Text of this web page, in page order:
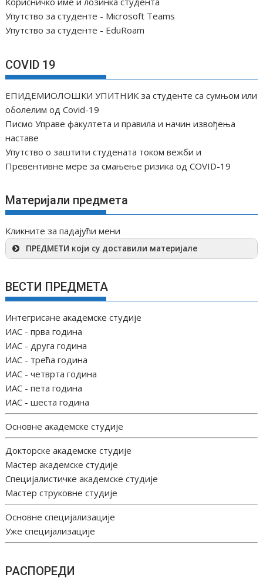
а
к
Упутство за студенте - Microsoft Teams
Упутство за студенте - EduRoam
COVID 19
ЕПИДЕМИОЛОШКИ УПИТНИК за студенте са сумњом или
оболелим од Covid-19
Писмо Управе факултета и правила и начин извођења
наставе
Упутство о заштити студената током вежби и
Превентивне мере за смањење ризика од COVID-19
Материјали предмета
Кликните за падајући мени
ПРЕДМЕТИ који су доставили материјале
ВЕСТИ ПРЕДМЕТА
Интегрисане академске студије
ИАС - прва година
ИАС - друга година
ИАС - трећа година
ИАС - четврта година
ИАС - пета година
ИАС - шеста година
Основне академске студије
Докторске академске студије
Мастер академске студије
Специјалистичке академске студије
Мастер струковне студије
Основне специјализације
Уже специјализације
РАСПОРЕДИ